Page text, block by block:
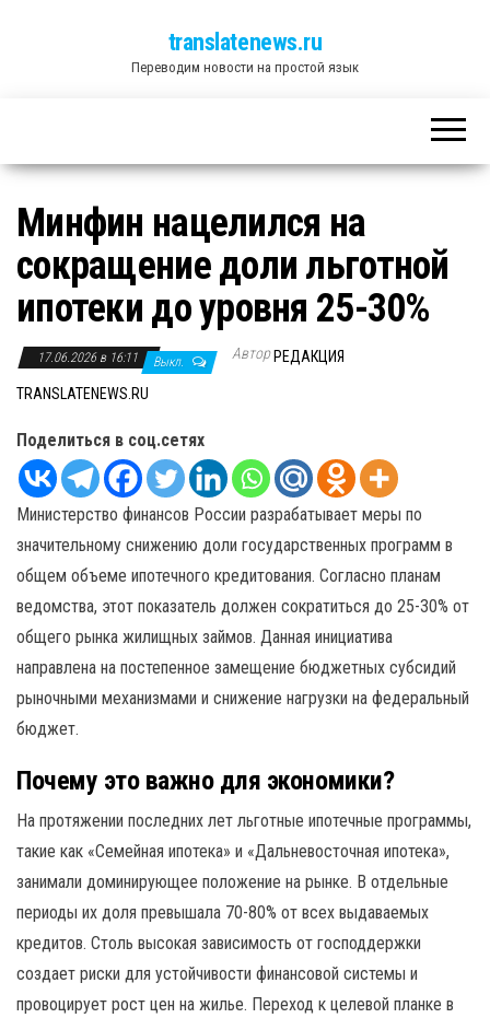
translatenews.ru
Переводим новости на простой язык
Минфин нацелился на
сокращение доли льготной
ипотеки до уровня 25-30%
17.06.2026 в 16:11 Выкл. Автор РЕДАКЦИЯ
TRANSLATENEWS.RU
Поделиться в соц.сетях
Министерство финансов России разрабатывает меры по
значительному снижению доли государственных программ в
общем объеме ипотечного кредитования. Согласно планам
ведомства, этот показатель должен сократиться до 25-30% от
общего рынка жилищных займов. Данная инициатива
направлена на постепенное замещение бюджетных субсидий
рыночными механизмами и снижение нагрузки на федеральный
бюджет.
Почему это важно для экономики?
На протяжении последних лет льготные ипотечные программы,
такие как «Семейная ипотека» и «Дальневосточная ипотека»,
занимали доминирующее положение на рынке. В отдельные
периоды их доля превышала 70-80% от всех выдаваемых
кредитов. Столь высокая зависимость от господдержки
создает риски для устойчивости финансовой системы и
провоцирует рост цен на жилье. Переход к целевой планке в